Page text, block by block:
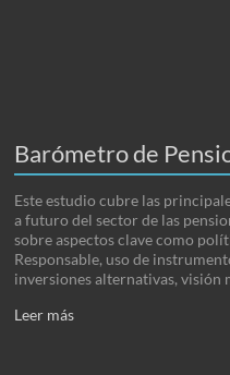
Barómetro de
Este estudio cubre las
a futuro del sector de las
sobre aspectos clave como
Responsable, uso de
inversiones alternativas, visión
Leer más